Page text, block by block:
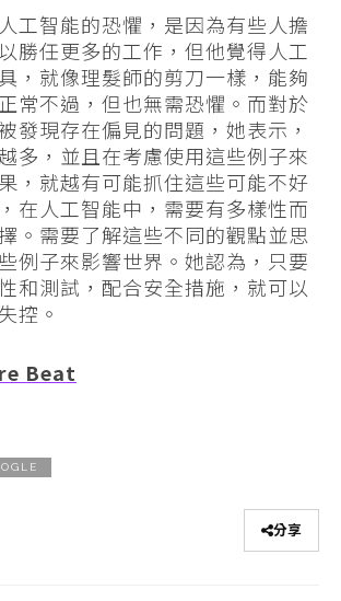
工智能的恐懼，是因為有些人擔
勝任更多的工作，但他覺得人工
，就像理髮師的剪刀一樣，能夠
常不過，但也無需恐懼。而對於
發現存在偏見的問題，她表示，
多，並且在考慮使用這些例子來
，就越有可能抓住這些可能不好
在人工智能中，需要有多樣性而
。需要了解這些不同的觀點並思
例子來影響世界。她認為，只要
和測試，配合安全措施，就可以
控。
Beat
分享